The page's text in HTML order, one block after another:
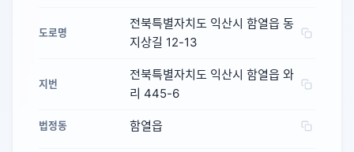
도로명
전북특별자치도 익산시 함열읍 동
지상길 12-13
지번
전북특별자치도 익산시 함열읍 와
리 445-6
법정동 함열읍